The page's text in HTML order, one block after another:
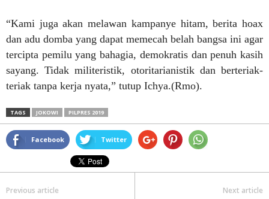
“Kami juga akan melawan kampanye hitam, berita hoax
dan adu domba yang dapat memecah belah bangsa ini agar
tercipta pemilu yang bahagia, demokratis dan penuh kasih
sayang. Tidak militeristik, otoritarianistik dan berteriak-
teriak tanpa kerja nyata,” tutup Ichya.(Rmo).
TAGS JOKOWI PILPRES 2019
Facebook Twitter
Previous article Next article